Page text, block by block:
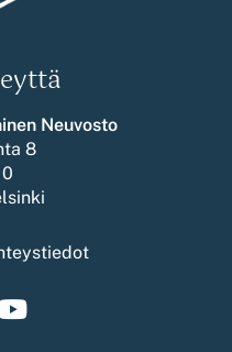
Neuvosto
8
Youtube